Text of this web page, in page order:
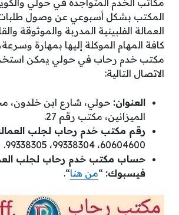
المكتب بشكل أسبوعي عن وصول
العمالة الفلبينية المدربة والموثوقة
كافة المهام الموكلة إليها بمهارة
مكتب خدم رحاب في حولي يمكن
الاتصال التالية:
العنوان: حولي، شارع ابن خلدون،
الميزانين، مكتب رقم 27.
رقم مكتب خدم رحاب لجلب العمالة
60604600، 99338304، 99338305.
حساب مكتب خدم رحاب لجلب
فيسبوك: “من هنا“.